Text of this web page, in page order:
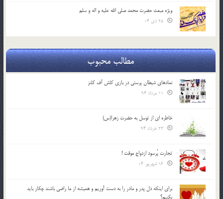
ویژه مبعث حضرت محمد صلی الله علیه و اله و سلم
مطالب محبوب
نمادهای شیطان پرستی در بازی کلش آف کلنز
خاطره ای از توسل به حضرت زهرا(س)
تجارت پُرسود ازدواج موقت !
براي اينكه دل پدر و مادر را به دست آوريم و هميشه از ما راضي باشند چكار بايد
بكنيم؟